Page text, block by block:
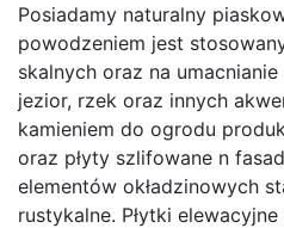
Posiadamy naturalny
powodzeniem jest
skalnych oraz na
jezior, rzek oraz innych
kamieniem do ogrodu
oraz płyty szlifowane n
elementów okładzinowych
rustykalne. Płytki